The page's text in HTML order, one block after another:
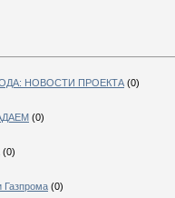
НОВОСТИ ПРОЕКТА (0)
(0)
(0)
Газпрома (0)